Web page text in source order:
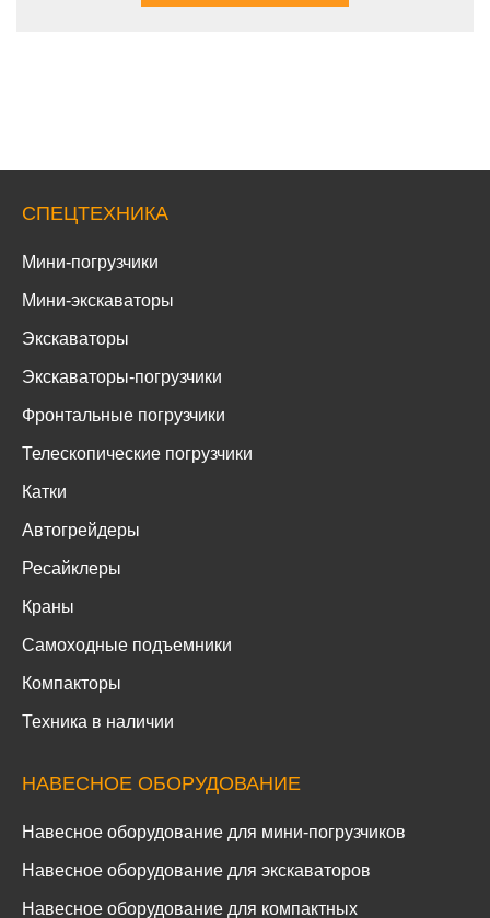
СПЕЦТЕХНИКА
Мини-погрузчики
Мини-экскаваторы
Экскаваторы
Экскаваторы-погрузчики
Фронтальные погрузчики
Телескопические погрузчики
Катки
Автогрейдеры
Ресайклеры
Краны
Самоходные подъемники
Компакторы
Техника в наличии
НАВЕСНОЕ ОБОРУДОВАНИЕ
Навесное оборудование для мини-погрузчиков
Навесное оборудование для экскаваторов
Навесное оборудование для компактных